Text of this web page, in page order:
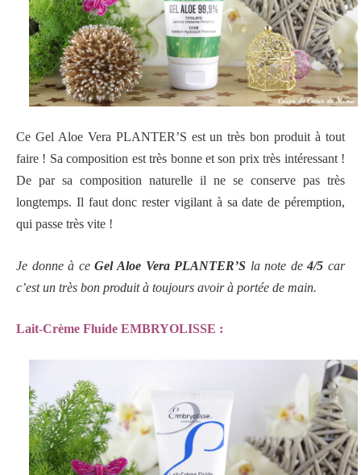
Ce Gel Aloe Vera PLANTER’S est un très bon produit à tout
faire ! Sa composition est très bonne et son prix très intéressant !
De par sa composition naturelle il ne se conserve pas très
longtemps. Il faut donc rester vigilant à sa date de péremption,
qui passe très vite !
Je donne à ceGel Aloe Vera PLANTER’S la note de4/5 car
c’est un très bon produit à toujours avoir à portée de main.
Lait-Crème Fluide EMBRYOLISSE :